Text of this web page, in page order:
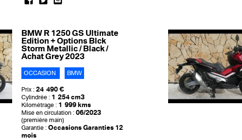
BMW R 1250 GS Ultimate
Edition + Options Blck
Storm Metallic / Black /
Achat Grey 2023
OCCASION BMW
Prix : 24 490 €
Cylindrée : 1 254 cm3
Kilométrage : 1 999 kms
Mise en circulation : 06/2023
(première main)
Garantie : Occasions Garanties 12
mois